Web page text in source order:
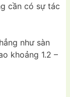
cần có sự tác
như sàn
khoảng 1.2 –